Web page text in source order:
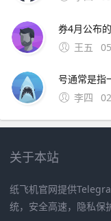
王五
李四
关于本站
纸飞机官网提供
统，安全高速，隐私保